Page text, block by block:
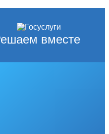
вместе